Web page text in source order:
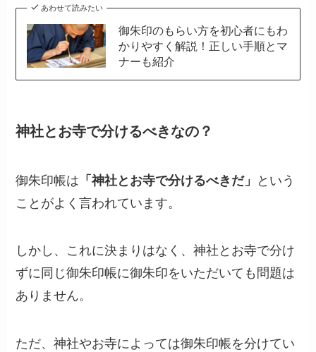
あわせて読みたい
御朱印のもらい方を初心者にもわ
かりやすく解説！正しい手順とマ
ナーも紹介
神社とお寺で分けるべきなの？
御朱印帳は 「神社とお寺で分けるべきだ」
という
ことがよく言われています。
しかし、これに決まりはなく、神社とお寺で分け
ずに同じ御朱印帳に御朱印をいただいても問題は
ありません。
ただ、神社やお寺によっては御朱印帳を分けてい